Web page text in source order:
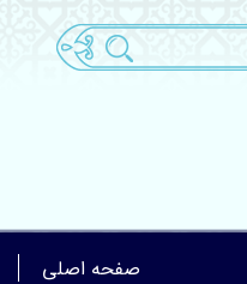
صفحه اصلی